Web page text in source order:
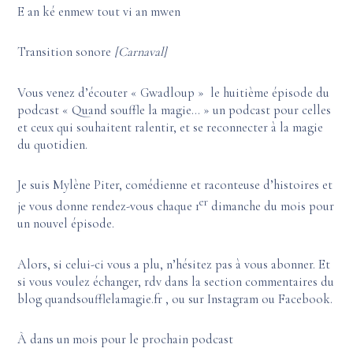
E an ké enmew tout vi an mwen
Transition sonore [Carnaval]
Vous venez d’écouter « Gwadloup » le huitième épisode du
podcast « Quand souffle la magie… » un podcast pour celles
et ceux qui souhaitent ralentir, et se reconnecter à la magie
du quotidien.
Je suis Mylène Piter, comédienne et raconteuse d’histoires et
je vous donne rendez-vous chaque 1er dimanche du mois pour
un nouvel épisode.
Alors, si celui-ci vous a plu, n’hésitez pas à vous abonner. Et
si vous voulez échanger, rdv dans la section commentaires du
blog quandsoufflelamagie.fr , ou sur Instagram ou Facebook.
À dans un mois pour le prochain podcast